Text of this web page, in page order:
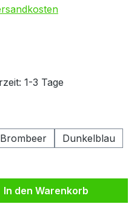
von 5 von 5 Sternen
1-3 Tage
Brombeer
Dunkelblau
den
In den Warenkorb